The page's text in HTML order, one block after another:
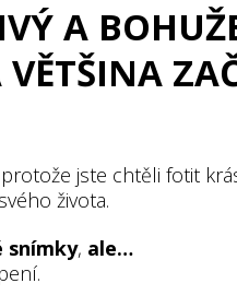
A
jste chtěli fotit
života.
snímky, ale…